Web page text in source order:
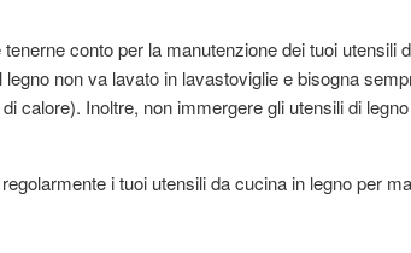
conto per la manutenzione dei tuoi utensili
non va lavato in lavastoviglie e bisogna
calore). Inoltre, non immergere gli utensili di
i tuoi utensili da cucina in legno per